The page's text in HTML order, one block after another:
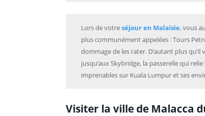
Lors de votreséjour en Malaisie, vous
plus communément appelées : Tours
dommage de les rater. D’autant plus
jusqu’aux Skybridge, la passerelle qui
imprenables sur Kuala Lumpur et ses
Visiter la ville de Malacca